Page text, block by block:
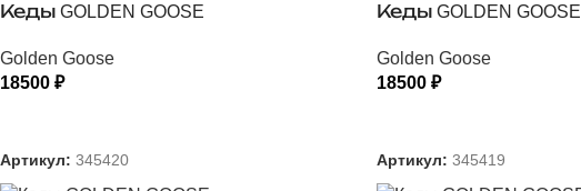
Кеды GOLDEN GOOSE
Golden Goose
18500 ₽
Артикул: 345420
Кеды GOLDEN GOOSE
Golden Goose
18500 ₽
Артикул: 345419